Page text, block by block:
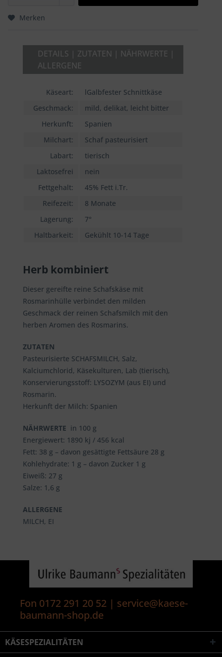
Merken
DETAILS | ZUTATEN | NÄHRWERTE |
ALLERGENE
Käseart:
lGalbfester Schnittkäse
Geschmack:
mild, delikat, leicht bitter
Herkunft:
Spanien
Milchart:
Schaf pasteurisiert
Labart:
tierisch
Laktosefrei
nein
Fettgehalt:
45% Fett i.Tr.
Reifezeit:
8 Monate
Lagerung:
7°
Haltbarkeit:
Gekühlt 10-14 Tage
Herb kombiniert
Dieser gereifte reine Schafskäse mit
Rosmarinhülle verbindet den milden
Geschmack der reinen Schafsmilch mit den
herben Aromen des Rosmarins.
ZUTATEN
Pasteurisierte SCHAFSMILCH, Salz,
Kalciumchlorid, Käsekulturen, Lab (tierisch),
Konservierungsstoff: LYSOZYM (aus EI) und
Rosmarin.
Herkunft der Milch: Spanien
NÄHRWERTE in 100 g
Energiewert: 1890 kj / 456 kcal
Fett: 38 g – davon gesättigte Fettsäure 28 g
Kohlehydrate: 1 g – davon Zucker 1 g
Eiweiß: 27 g
Salze: 1,6 g
ALLERGENE
MILCH, EI
Fon 0172 291 20 52 | service@kaese-
baumann-shop.de
KÄSESPEZIALITÄTEN